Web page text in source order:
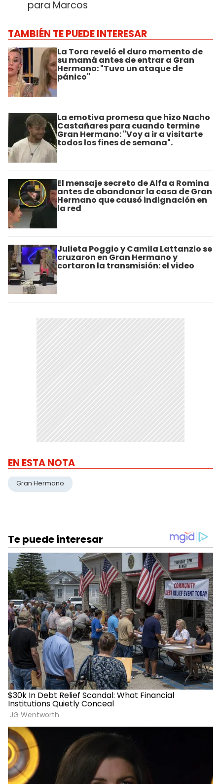
para Marcos
TAMBIÉN TE PUEDE INTERESAR
La Tora reveló el duro momento de
su mamá antes de entrar a Gran
Hermano: "Tuvo un ataque de
pánico"
La emotiva promesa que hizo Nacho
Castañares para cuando termine
Gran Hermano: "Voy a ir a visitarte
todos los fines de semana".
El mensaje secreto de Alfa a Romina
antes de abandonar la casa de Gran
Hermano que causó indignación en
la red
Julieta Poggio y Camila Lattanzio se
cruzaron en Gran Hermano y
cortaron la transmisión: el video
EN ESTA NOTA
Gran Hermano